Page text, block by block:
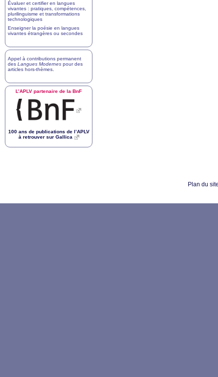
Évaluer et certifier en langues
vivantes : pratiques, compétences,
plurilinguisme et transformations
technologiques
Enseigner la poésie en langues
vivantes étrangères ou secondes
Appel à contributions permanent
des Langues Modernes pour des
articles hors-thèmes
L’APLV partenaire de la BnF
100 ans de publications de l’APLV
à retrouver sur Gallica
Plan du